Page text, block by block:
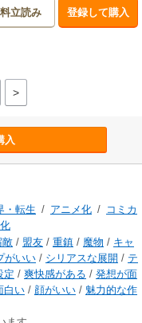
立読み 登録して購入
>
入
・転生 / アニメ化 / コミカ
敵 / 盟友 / 重鎮 / 魔物 / キャ
がいい / シリアスな展開 / テ
定 / 爽快感がある / 発想が面
白い / 顔がいい / 魅力的な作